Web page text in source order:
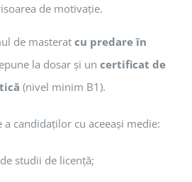
de motivație.
de masterat cu predare în
la dosar şi un certificat de
(nivel minim B1).
candidaților cu aceeași medie:
studii de licență;